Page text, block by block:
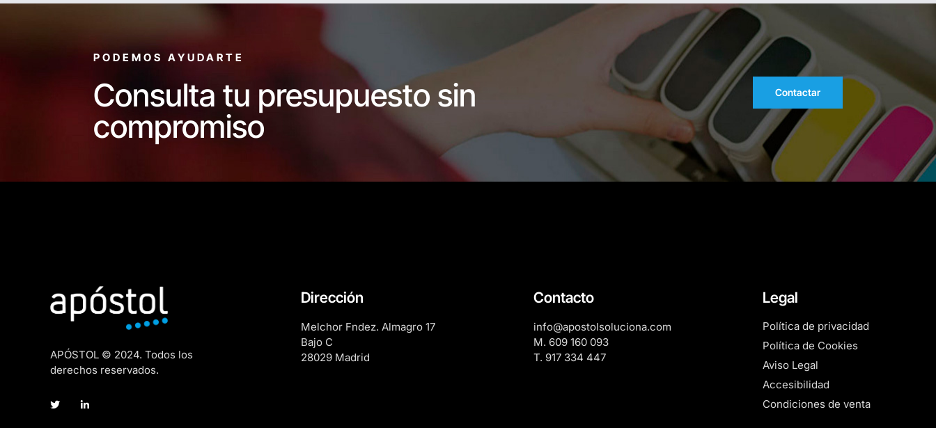
PODEMOS AYUDARTE
Consulta tu presupuesto sin
compromiso
Contactar
APÓSTOL © 2024. Todos los
derechos reservados.
Dirección
Melchor Fndez. Almagro 17
Bajo C
28029 Madrid
Contacto
info@apostolsoluciona.com
M. 609 160 093
T. 917 334 447
Legal
Política de privacidad
Política de Cookies
Aviso Legal
Accesibilidad
Condiciones de venta